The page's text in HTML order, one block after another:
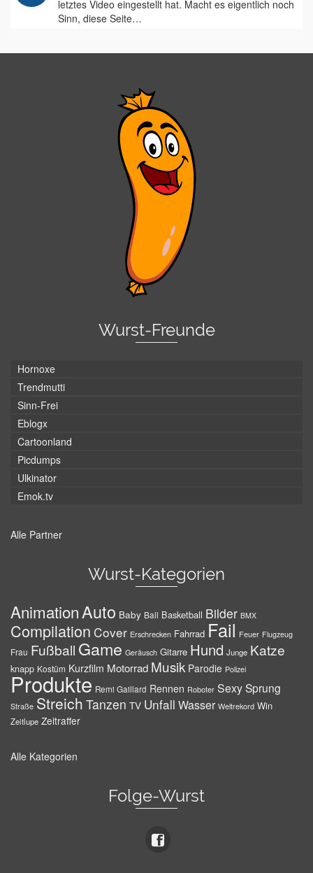
letztes Video eingestellt hat. Macht es eigentlich noch
Sinn, diese Seite…
Wurst-Freunde
Hornoxe
Trendmutti
Sinn-Frei
Eblogx
Cartoonland
Picdumps
Ulkinator
Emok.tv
Alle Partner
Wurst-Kategorien
AnimationAuto Baby Ball Basketball Bilder BMX
Compilation Cover Erschrecken Fahrrad Fail Feuer Flugzeug
Frau Fußball Game Geräusch Gitarre Hund Junge Katze
knapp Kostüm Kurzfilm Motorrad Musik Parodie Polizei
Produkte Remi Gaillard Rennen Roboter SexySprung
Straße Streich Tanzen TV Unfall Wasser Weltrekord Win
Zeitlupe Zeitraffer
Alle Kategorien
Folge-Wurst